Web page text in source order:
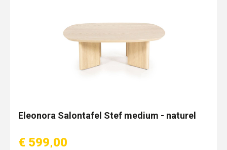
Eleonora Salontafel Stef medium - naturel
€ 599,00